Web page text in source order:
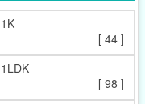
1K
[ 44 ]
1LDK
[ 98 ]